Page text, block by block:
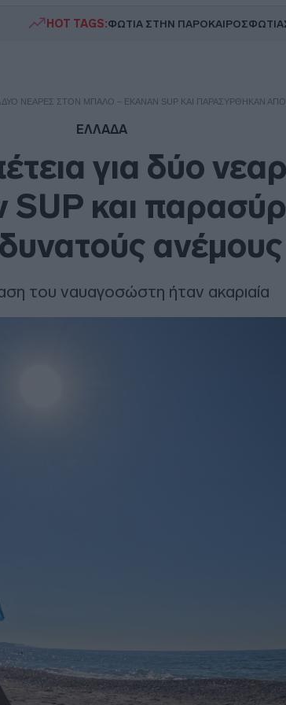
HOT TAGS:ΦΩΤΙΑ ΣΤΗΝ ΠΑΡΟΚΑΙΡΟΣΦΩΤΙΑ
ΔΎΟ ΝΕΑΡΈΣ ΣΤΟΝ ΜΠΆΛΟ – ΈΚΑΝΑΝ SUP ΚΑΙ ΠΑΡΑΣΎΡΘΗΚΑΝ
ΕΛΛΑΔΑ
για δύο
και
ανέμους
του ναυαγοσώστη ήταν ακαριαία